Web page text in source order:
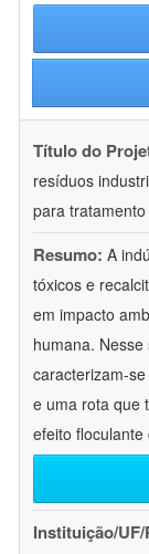
Título do
resíduos
para
Resumo: A
tóxicos e
em impacto
humana.
caracterizam-
e uma rota que
efeito
Instituição/UF/